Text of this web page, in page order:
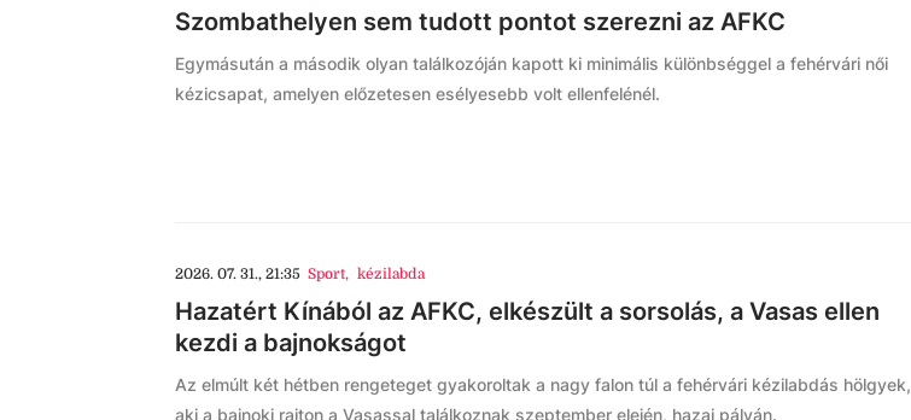
Szombathelyen sem tudott pontot szerezni az AFKC
Egymásután a második olyan találkozóján kapott ki minimális különbséggel a fehérvári női
kézicsapat, amelyen előzetesen esélyesebb volt ellenfelénél.
2026. 07. 31., 21:35 Sport, kézilabda
Hazatért Kínából az AFKC, elkészült a sorsolás, a Vasas ellen
kezdi a bajnokságot
Az elmúlt két hétben rengeteget gyakoroltak a nagy falon túl a fehérvári kézilabdás hölgyek,
aki a bajnoki rajton a Vasassal találkoznak szeptember elején, hazai pályán.